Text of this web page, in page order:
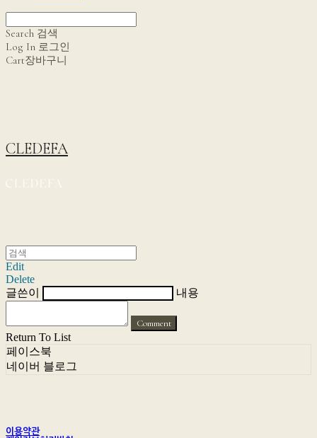
Search 검색
Log In 로그인
Cart장바구니
CLEDEFA
Edit
Delete
글쓴이
내용
Comment
Return To List
페이스북
네이버 블로그
이용약관